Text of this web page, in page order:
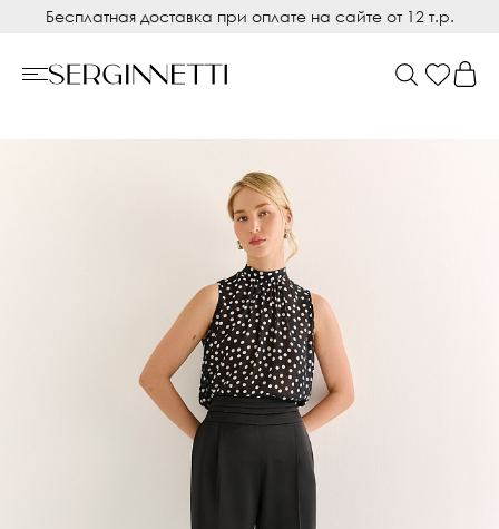
Бесплатная доставка при оплате на сайте от 12 т.р.